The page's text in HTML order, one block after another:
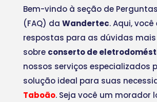
Bem-vindo à seção de
(FAQ) da Wandertec. Aqui,
respostas para as dúvidas
sobre conserto de
nossos serviços especializados
solução ideal para suas
Taboão. Seja você um morador